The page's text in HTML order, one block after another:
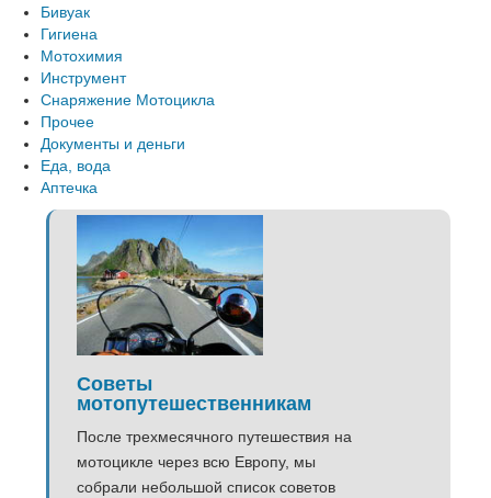
Бивуак
Гигиена
Мотохимия
Инструмент
Снаряжение Мотоцикла
Прочее
Документы и деньги
Еда, вода
Аптечка
Советы
мотопутешественникам
После трехмесячного путешествия на
мотоцикле через всю Европу, мы
собрали небольшой список советов